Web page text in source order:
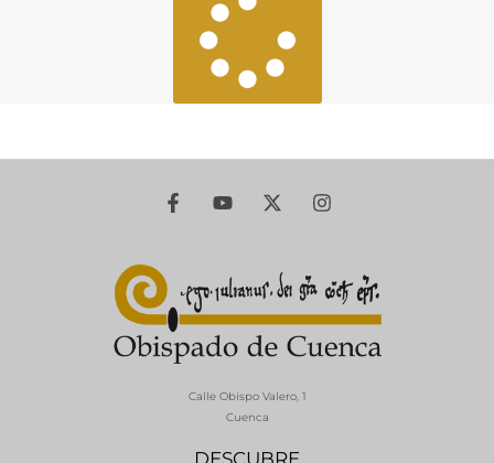
DESCUBRE
Calle Obispo Valero, 1
Cuenca